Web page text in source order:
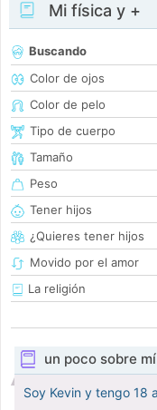
Mi física y +
Buscando
Color de ojos
Color de pelo
Tipo de cuerpo
Tamaño
Peso
Tener hijos
¿Quieres tener hijos
Movido por el amor
La religión
un poco sobre mí
Soy Kevin y tengo 18